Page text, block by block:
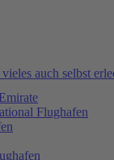
auch selbst
Flughafen